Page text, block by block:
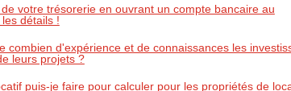
votre trésorerie en ouvrant un compte bancaire au
détails !
combien d'expérience et de connaissances les
leurs projets ?
puis-je faire pour calculer pour les propriétés de